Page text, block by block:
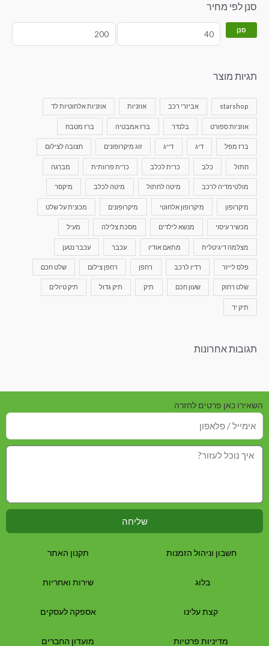
סנן לפי מחיר
סנן
תגיות מוצר
starshop אביזרי רכב אוזניות אוזניות אלחוטיות לד
אוזניות ספורט בלנדר ברז אמבטיה ברז מטבח
ברז מפל דיג דייג זוג מיקרופונים חצובה לצילום
חתול כלב כרית לכלב כרית פרוותית מברגה
מולטימדיה לרכב מיטה לחתול מיטה לכלב מיקסר
מיקרופון מיקרופון אלחוטי מיקרופונים מכונית על שלט
מכשיר עיסוי מנשא לילדים מסכת צלילה מעיל
מצלמה דיגיטלית מתאם אודיו עכבר עכבר נטען
פלס לייזר רדיו לרכב רחפן רחפן צילום שלט חכם
שלט רחוק שעון חכם תיק תיק גדול תיק טיולים
תיק יד
תגובות אחרונות
השאירו כאן פרטים לחזרה
שליחה
חשבון וניהול הזמנות
בלוג
קצת עלינו
מדיניות פרטיות
תקנון האתר
שירות ואחריות
אספקה לעסקים
מועדון החברים